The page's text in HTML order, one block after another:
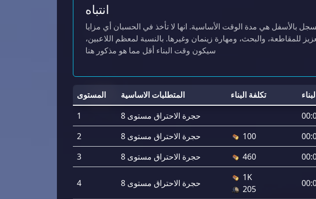
انتباه
بالأسفل هي مدة الوقت الأساسية. انها لا تأخذ في الحسبان أي مزايا
للمقاطعة، والبحث، ومهارة زينمان وغيرها. بالنسبة لمعظم اللاعبين،
سيكون وقت البناء أقل مما هو مذكور هنا
المستوى المتطلبات الاساسية تكلفة البناء
1
حجرة الاحتراق مستوى 8
2
حجرة الاحتراق مستوى 8 100
3
حجرة الاحتراق مستوى 8 460
4 حجرة الاحتراق مستوى 8
1K
205